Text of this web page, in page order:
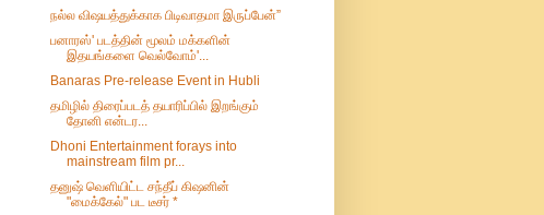
நல்ல விஷயத்துக்காக பிடிவாதமா இருப்பேன்”
பனாரஸ்' படத்தின் மூலம் மக்களின்
இதயங்களை வெல்வோம்'...
Banaras Pre-release Event in Hubli
தமிழில் திரைப்படத் தயாரிப்பில் இறங்கும்
தோனி என்டர...
Dhoni Entertainment forays into
mainstream film pr...
தனுஷ் வெளியிட்ட சந்தீப் கிஷனின்
"மைக்கேல்" பட டீசர் *